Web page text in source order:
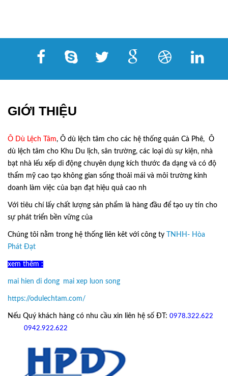
GIỚI THIỆU
Ô Dù Lệch Tâm, Ô dù lệch tâm cho các hệ thống quán Cà Phê, Ô
dù lệch tâm cho Khu Du lịch, sân trường, các loại dù sự kiện, nhà
bạt nhà lếu xếp di động chuyên dụng kích thước đa dạng và có độ
thẩm mỹ cao tạo không gian sống thoải mái và môi trường kinh
doanh làm việc của bạn đạt hiệu quả cao nh
Với tiêu chí lấy chất lượng sản phẩm là hàng đầu để tạo uy tín cho
sự phát triển bền vững của
Chúng tôi nằm trong hệ thống liên kêt với công ty TNHH- Hòa
Phát Đạt
xem thêm :
mai hien di dong mai xep luon song
https://odulechtam.com/
Nếu Quý khách hàng có nhu cầu xin liên hệ số ĐT: 0978.322.622
0942.922.622